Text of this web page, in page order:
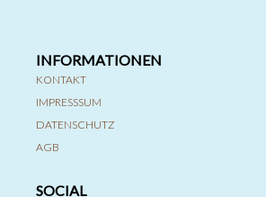
INFORMATIONEN
KONTAKT
IMPRESSSUM
DATENSCHUTZ
AGB
SOCIAL